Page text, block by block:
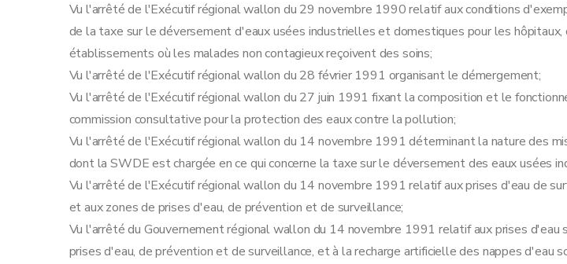
Vu l'arrêté de l'Exécutif régional wallon du 29 novembre 1990 relatif aux conditions
de la taxe sur le déversement d'eaux usées industrielles et domestiques pour les hôpitaux,
établissements où les malades non contagieux reçoivent des soins;
Vu l'arrêté de l'Exécutif régional wallon du 28 février 1991 organisant le démergement;
Vu l'arrêté de l'Exécutif régional wallon du 27 juin 1991 fixant la composition et le
commission consultative pour la protection des eaux contre la pollution;
Vu l'arrêté de l'Exécutif régional wallon du 14 novembre 1991 déterminant la nature des
dont la SWDE est chargée en ce qui concerne la taxe sur le déversement des eaux usées
Vu l'arrêté de l'Exécutif régional wallon du 14 novembre 1991 relatif aux prises d'eau de
et aux zones de prises d'eau, de prévention et de surveillance;
Vu l'arrêté du Gouvernement régional wallon du 14 novembre 1991 relatif aux prises d'eau
prises d'eau, de prévention et de surveillance, et à la recharge artificielle des nappes d'eau